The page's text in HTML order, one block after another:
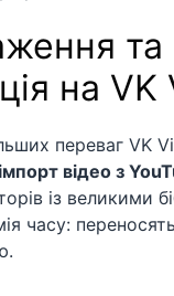
та
на VK
переваг VK
відео з
із великими
часу: